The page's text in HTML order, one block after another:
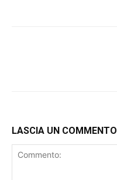
LASCIA UN COMMENTO